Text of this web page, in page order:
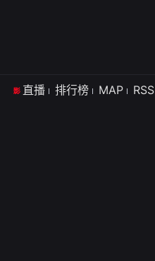
直播 排行榜 MAP RSS